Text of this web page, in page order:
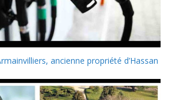
ancienne propriété d’Hassan